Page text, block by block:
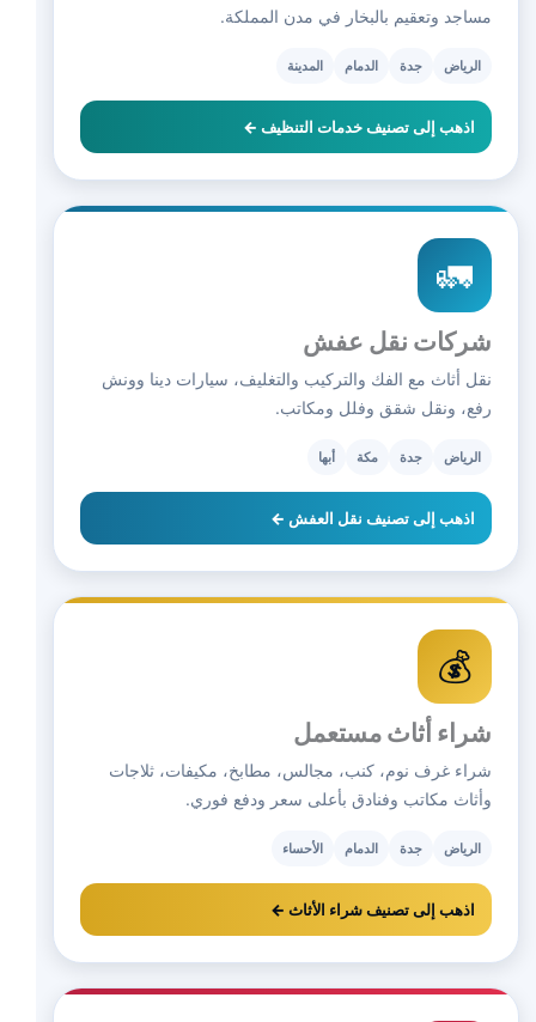
مساجد وتعقيم بالبخار في مدن المملكة.
الرياض جدة الدمام المدينة
اذهب إلى تصنيف خدمات التنظيف ←
🚛
شركات نقل عفش
نقل أثاث مع الفك والتركيب والتغليف، سيارات دينا وونش
رفع، ونقل شقق وفلل ومكاتب.
الرياض جدة مكة أبها
اذهب إلى تصنيف نقل العفش ←
💰
شراء أثاث مستعمل
شراء غرف نوم، كنب، مجالس، مطابخ، مكيفات، ثلاجات
وأثاث مكاتب وفنادق بأعلى سعر ودفع فوري.
الرياض جدة الدمام الأحساء
اذهب إلى تصنيف شراء الأثاث ←